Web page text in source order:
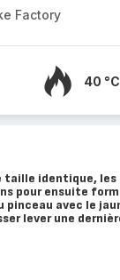
Factory
40 °C
taille identique,
pour ensuite
pinceau avec le
lever une